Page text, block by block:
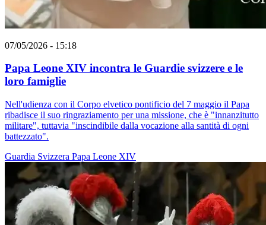
07/05/2026 - 15:18
Papa Leone XIV incontra le Guardie svizzere e le
loro famiglie
Nell'udienza con il Corpo elvetico pontificio del 7 maggio il Papa
ribadisce il suo ringraziamento per una missione, che è "innanzitutto
militare", tuttavia "inscindibile dalla vocazione alla santità di ogni
battezzato".
Guardia Svizzera Papa Leone XIV